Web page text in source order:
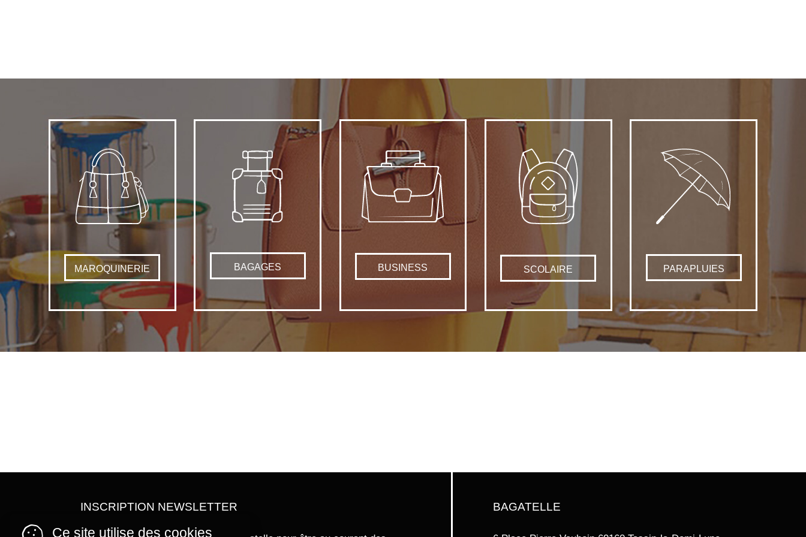
MAROQUINERIE BAGAGES BUSINESS SCOLAIRE PARAPLUIES
INSCRIPTION NEWSLETTER BAGATELLE
Ce site utilise des cookies